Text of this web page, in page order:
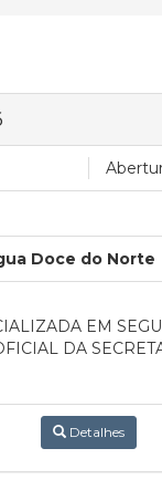
Doce do Norte
EM
DA
Detalhes